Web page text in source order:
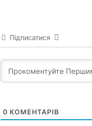
Підписатися
0 КОМЕНТАРІВ